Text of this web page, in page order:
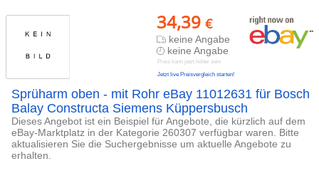
34,39 €
keine Angabe
keine Angabe
Preis kann jetzt höher sein
Jetzt live Preisvergleich starten!
Sprüharm oben - mit Rohr eBay 11012631 für Bosch
Balay Constructa Siemens Küppersbusch
Dieses Angebot ist ein Beispiel für Angebote, die kürzlich auf dem
eBay-Marktplatz in der Kategorie 260307 verfügbar waren. Bitte
aktualisieren Sie die Suchergebnisse um aktuelle Angebote zu
erhalten.